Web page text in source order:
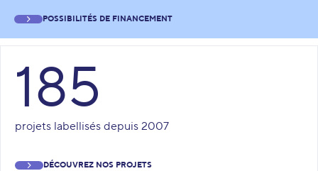
POSSIBILITÉS DE FINANCEMENT
185
projets labellisés depuis 2007
DÉCOUVREZ NOS PROJETS